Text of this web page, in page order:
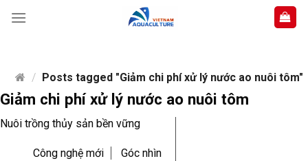
content/ Posts tagged "Giảm chi phí xử lý nước ao nuôi tôm"
Giảm chi phí xử lý nước ao nuôi tôm
Nuôi trồng thủy sản bền vững
Công nghệ mới Góc nhìn